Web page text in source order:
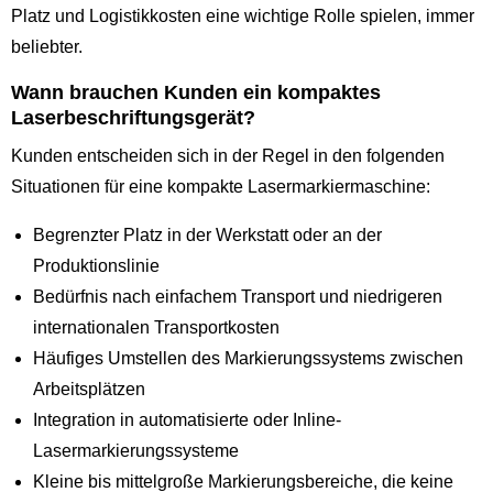
Platz und Logistikkosten eine wichtige Rolle spielen, immer
beliebter.
Wann brauchen Kunden ein kompaktes
Laserbeschriftungsgerät?
Kunden entscheiden sich in der Regel in den folgenden
Situationen für eine kompakte Lasermarkiermaschine:
Begrenzter Platz in der Werkstatt oder an der
Produktionslinie
Bedürfnis nach einfachem Transport und niedrigeren
internationalen Transportkosten
Häufiges Umstellen des Markierungssystems zwischen
Arbeitsplätzen
Integration in automatisierte oder Inline-
Lasermarkierungssysteme
Kleine bis mittelgroße Markierungsbereiche, die keine